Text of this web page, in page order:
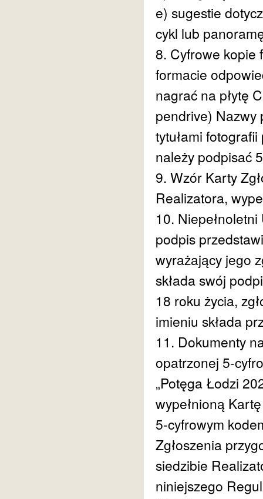
e) sugestie
cykl lub
8. Cyfrowe kopie
formacie
nagrać na płytę
pendrive) Nazwy
tytułami
należy podpisać
9. Wzór Karty
Realizatora,
10.
podpis
wyrażający jego
składa swój
18 roku życia,
imieniu składa
11. Dokumenty
opatrzonej 5-
„Potęga Łodzi
wypełnioną
5-cyfrowym
Zgłoszenia
siedzibie
niniejszego